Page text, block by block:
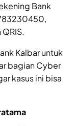
Bank
Kalbar untuk
bagian Cyber
kasus ini bisa